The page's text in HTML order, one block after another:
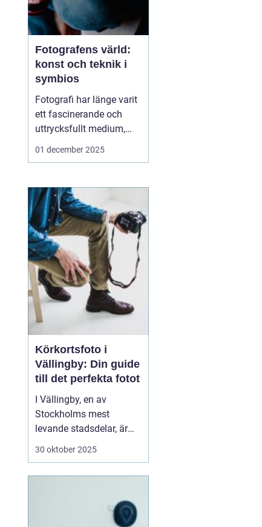
Fotografens värld:
konst och teknik i
symbios
Fotografi har länge varit
ett fascinerande och
uttrycksfullt medium,
med förmågan att fånga
denna konstform finns
fotografen, den kreativa
individen som använder
ljus och...
01 december 2025
Körkortsfoto i
Vällingby: Din guide
till det perfekta fotot
I Vällingby, en av
Stockholms mest
levande stadsdelar, är
det viktigt för många att
bara en identifikation;
det är en frihetens och
30 oktober 2025